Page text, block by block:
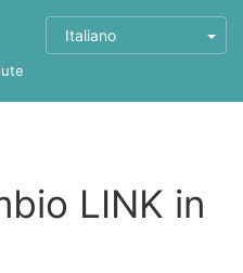
Italiano
LINK in